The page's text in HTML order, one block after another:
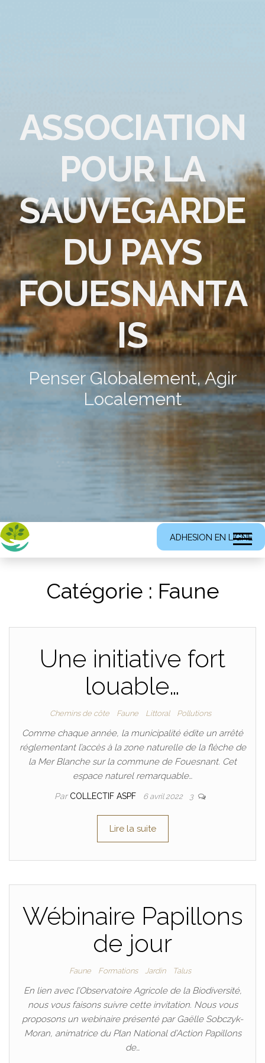
ASSOCIATION
POUR LA
SAUVEGARDE
DU PAYS
FOUESNANTA
IS
Penser Globalement, Agir
Localement
ADHESION EN LIGNE
Catégorie : Faune
Une initiative fort
louable…
Chemins de côte Faune Littoral Pollutions
Comme chaque année, la municipalité édite un arrêté
réglementant l’accès à la zone naturelle de la flèche de
la Mer Blanche sur la commune de Fouesnant. Cet
espace naturel remarquable…
Par COLLECTIF ASPF 6 avril 2022 3
Lire la suite
Wébinaire Papillons
de jour
Faune Formations Jardin Talus
En lien avec l’Observatoire Agricole de la Biodiversité,
nous vous faisons suivre cette invitation. Nous vous
proposons un webinaire présenté par Gaëlle Sobczyk-
Moran, animatrice du Plan National d’Action Papillons
de…